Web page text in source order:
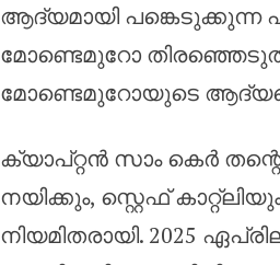
ആദ്യമായി പങ്കെടുക്കുന്ന
മോണ്ടെമുറോ
മോണ്ടെമുറോയുടെ
ക്യാപ്റ്റൻ സാം കെർ
നയിക്കും, സ്റ്റെഫ്
നിയമിതരായി. 2025